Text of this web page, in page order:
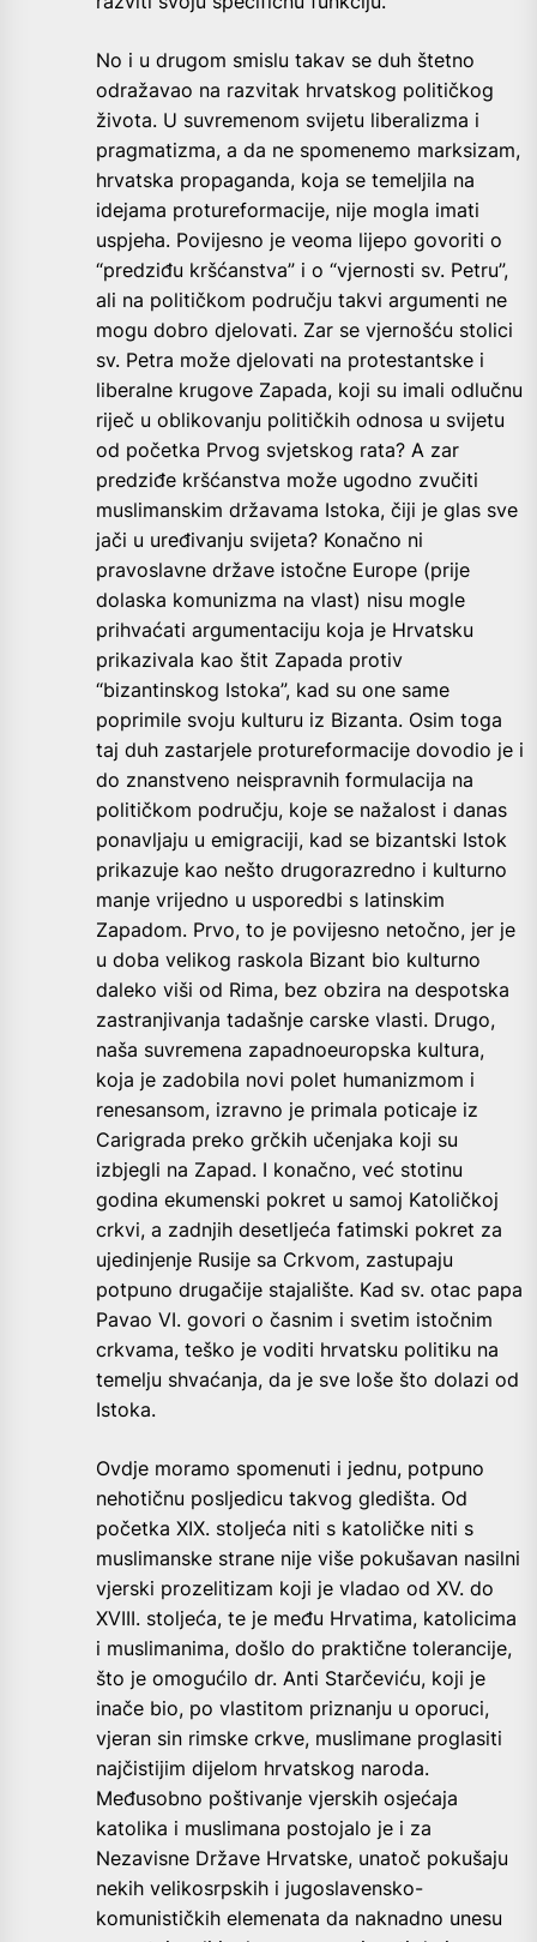
No i u drugom smislu takav se duh štetno
odražavao na razvitak hrvatskog političkog
života. U suvremenom svijetu liberalizma i
pragmatizma, a da ne spomenemo marksizam,
hrvatska propaganda, koja se temeljila na
idejama protureformacije, nije mogla imati
uspjeha. Povijesno je veoma lijepo govoriti o
“predziđu kršćanstva” i o “vjernosti sv. Petru”,
ali na političkom području takvi argumenti ne
mogu dobro djelovati. Zar se vjernošću stolici
sv. Petra može djelovati na protestantske i
liberalne krugove Zapada, koji su imali odlučnu
riječ u oblikovanju političkih odnosa u svijetu
od početka Prvog svjetskog rata? A zar
predziđe kršćanstva može ugodno zvučiti
muslimanskim državama Istoka, čiji je glas sve
jači u uređivanju svijeta? Konačno ni
pravoslavne države istočne Europe (prije
dolaska komunizma na vlast) nisu mogle
prihvaćati argumentaciju koja je Hrvatsku
prikazivala kao štit Zapada protiv
“bizantinskog Istoka”, kad su one same
poprimile svoju kulturu iz Bizanta. Osim toga
taj duh zastarjele protureformacije dovodio je i
do znanstveno neispravnih formulacija na
političkom području, koje se nažalost i danas
ponavljaju u emigraciji, kad se bizantski Istok
prikazuje kao nešto drugorazredno i kulturno
manje vrijedno u usporedbi s latinskim
Zapadom. Prvo, to je povijesno netočno, jer je
u doba velikog raskola Bizant bio kulturno
daleko viši od Rima, bez obzira na despotska
zastranjivanja tadašnje carske vlasti. Drugo,
naša suvremena zapadnoeuropska kultura,
koja je zadobila novi polet humanizmom i
renesansom, izravno je primala poticaje iz
Carigrada preko grčkih učenjaka koji su
izbjegli na Zapad. I konačno, već stotinu
godina ekumenski pokret u samoj Katoličkoj
crkvi, a zadnjih desetljeća fatimski pokret za
ujedinjenje Rusije sa Crkvom, zastupaju
potpuno drugačije stajalište. Kad sv. otac papa
Pavao VI. govori o časnim i svetim istočnim
crkvama, teško je voditi hrvatsku politiku na
temelju shvaćanja, da je sve loše što dolazi od
Istoka.
Ovdje moramo spomenuti i jednu, potpuno
nehotičnu posljedicu takvog gledišta. Od
početka XIX. stoljeća niti s katoličke niti s
muslimanske strane nije više pokušavan nasilni
vjerski prozelitizam koji je vladao od XV. do
XVIII. stoljeća, te je među Hrvatima, katolicima
i muslimanima, došlo do praktične tolerancije,
što je omogućilo dr. Anti Starčeviću, koji je
inače bio, po vlastitom priznanju u oporuci,
vjeran sin rimske crkve, muslimane proglasiti
najčistijim dijelom hrvatskog naroda.
Međusobno poštivanje vjerskih osjećaja
katolika i muslimana postojalo je i za
Nezavisne Države Hrvatske, unatoč pokušaju
nekih velikosrpskih i jugoslavensko-
komunističkih elemenata da naknadno unesu